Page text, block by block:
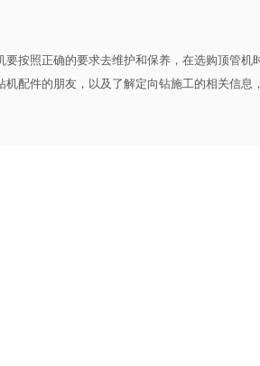
按照正确的要求去维护和保养，在选购顶管机
机配件的朋友，以及了解定向钻施工的相关信息